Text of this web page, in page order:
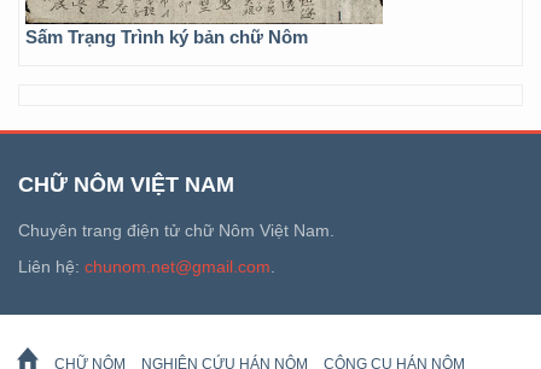
Sấm Trạng Trình ký bản chữ Nôm
CHỮ NÔM VIỆT NAM
Chuyên trang điện tử chữ Nôm Việt Nam.
Liên hệ: chunom.net@gmail.com
CHỮ NÔM NGHIÊN CỨU HÁN NÔM CÔNG CỤ HÁN NÔM